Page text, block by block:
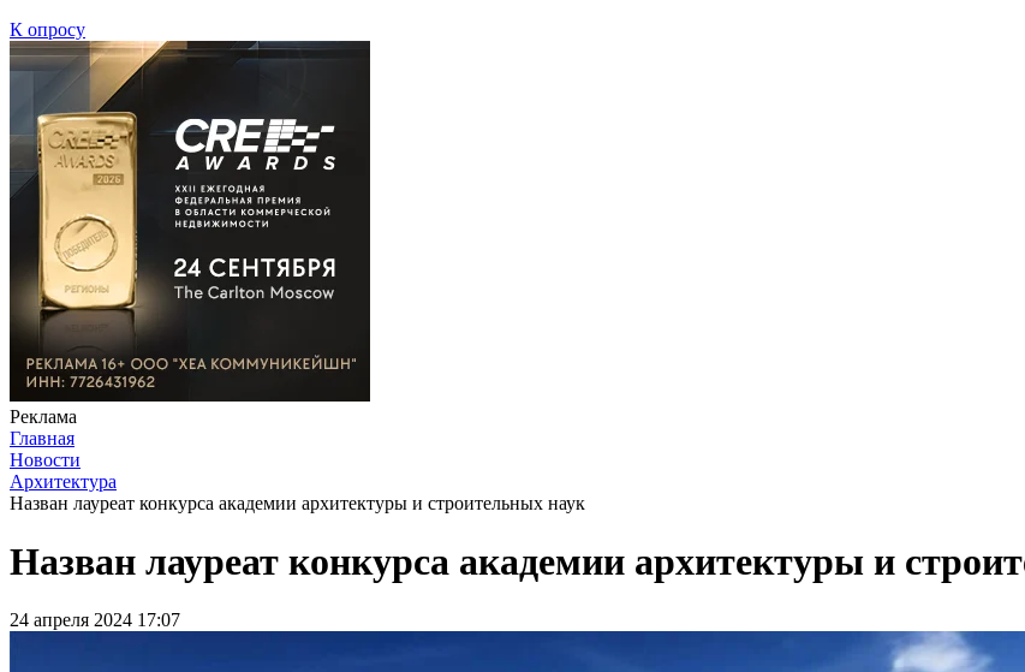
К опросу
Реклама
Главная
Новости
Архитектура
Назван лауреат конкурса академии архитектуры и строительных наук
Назван лауреат конкурса академии архитектуры и
24 апреля 2024 17:07